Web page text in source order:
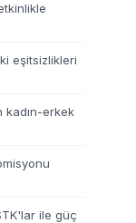
eşitsizlikleri
kadın-erkek
ile güç